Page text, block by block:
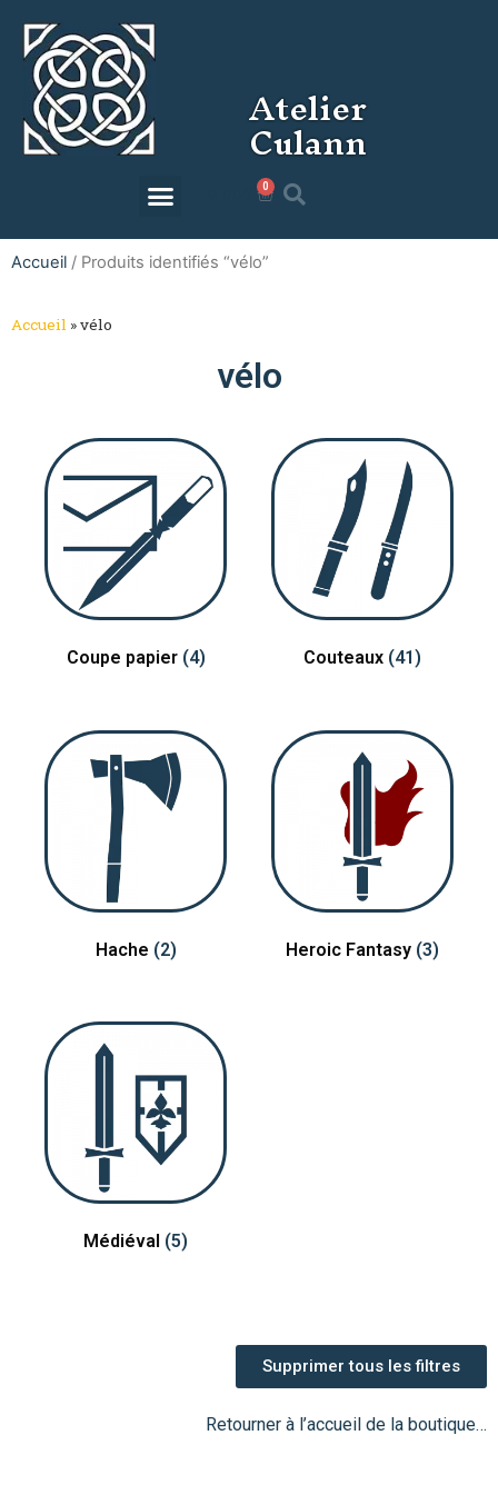
Atelier
Culann
0
Accueil / Produits identifiés “vélo”
Accueil »vélo
vélo
Coupe papier (4) Couteaux (41)
Hache (2) Heroic Fantasy (3)
Médiéval (5)
Supprimer tous les filtres
Retourner à l’accueil de la boutique…